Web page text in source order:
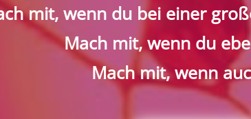
mit, wenn du bei einer
Mach mit, wenn du
Mach mit, wenn